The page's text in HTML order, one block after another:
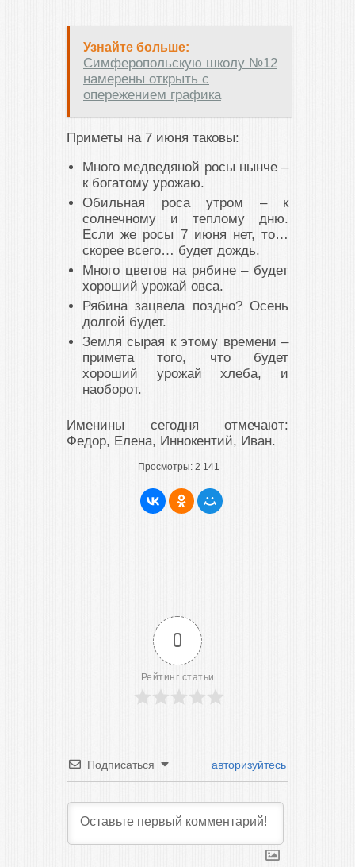
Узнайте больше:
Симферопольскую школу №12
намерены открыть с
опережением графика
Приметы на 7 июня таковы:
Много медведяной росы нынче –
к богатому урожаю.
Обильная роса утром – к
солнечному и теплому дню.
Если же росы 7 июня нет, то…
скорее всего… будет дождь.
Много цветов на рябине – будет
хороший урожай овса.
Рябина зацвела поздно? Осень
долгой будет.
Земля сырая к этому времени –
примета того, что будет
хороший урожай хлеба, и
наоборот.
Именины сегодня отмечают:
Федор, Елена, Иннокентий, Иван.
Просмотры: 2 141
0
Рейтинг статьи
Подписаться авторизуйтесь